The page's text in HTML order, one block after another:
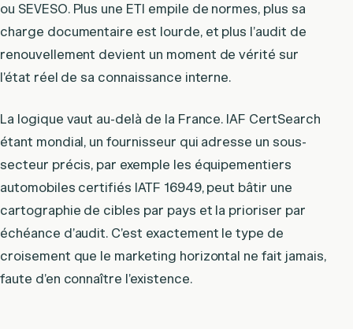
ou SEVESO. Plus une ETI empile de normes, plus sa
charge documentaire est lourde, et plus l’audit de
renouvellement devient un moment de vérité sur
l’état réel de sa connaissance interne.
La logique vaut au-delà de la France. IAF CertSearch
étant mondial, un fournisseur qui adresse un sous-
secteur précis, par exemple les équipementiers
automobiles certifiés IATF 16949, peut bâtir une
cartographie de cibles par pays et la prioriser par
échéance d’audit. C’est exactement le type de
croisement que le marketing horizontal ne fait jamais,
faute d’en connaître l’existence.